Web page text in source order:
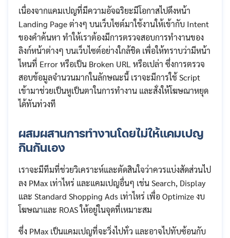
Search
for:
เนื่องจากแคมเปญที่มีความอัจฉริยะมีโอกาสไปดึงหน้า
Landing Page ต่างๆ บนเว็บไซต์มาใช้งานให้เข้ากับ Intent
ของคำค้นหา ทำให้เราต้องมีการตรวจสอบการทำงานของ
ลิงก์หน้าต่างๆ บนเว็บไซต์อย่างใกล้ชิด เพื่อให้ทราบว่ามีหน้า
ไหนที่ Error หรือเป็น Broken URL หรือเปล่า ซึ่งการตรวจ
สอบข้อมูลจำนวนมากในลักษณะนี้ เราจะมีการใช้ Script
เข้ามาช่วยเป็นหูเป็นตาในการทำงาน และสั่งให้โฆษณาหยุด
ได้ทันท่วงที
ผสมผสานการทำงานโดยไม่ให้แคมเปญ
กินกันเอง
เราจะมีทีมที่ช่วยวิเคราะห์และตัดสินใจว่าควรแบ่งสัดส่วนไป
ลง PMax เท่าไหร่ และแคมเปญอื่นๆ เช่น Search, Display
และ Standard Shopping Ads เท่าไหร่ เพื่อ Optimize งบ
โฆษณาและ ROAS ให้อยู่ในจุดที่เหมาะสม
ซึ่ง PMax เป็นแคมเปญที่จะวิ่งไปทั่ว และอาจไปทับซ้อนกับ